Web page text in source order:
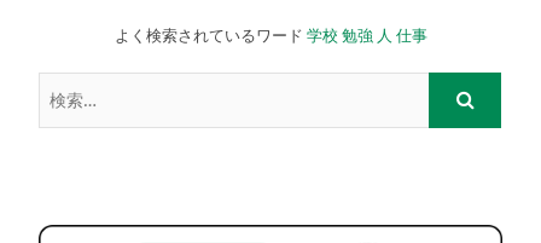
よく検索されているワード 学校 勉強 人 仕事